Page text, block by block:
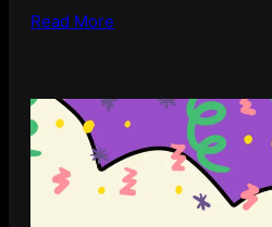
Read More